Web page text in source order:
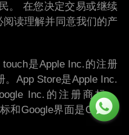
。 在您决定交易或继续
读理解并同意我们的产
是Apple Inc.的注册
App Store是Apple Inc.
Inc.的注册商标。
和Google界面是Google